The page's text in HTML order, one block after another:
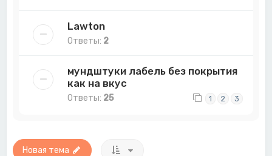
Lawton
Ответы: 2
мундштуки лабель без покрытия
как на вкус
Ответы: 25 1 2 3
Новая тема